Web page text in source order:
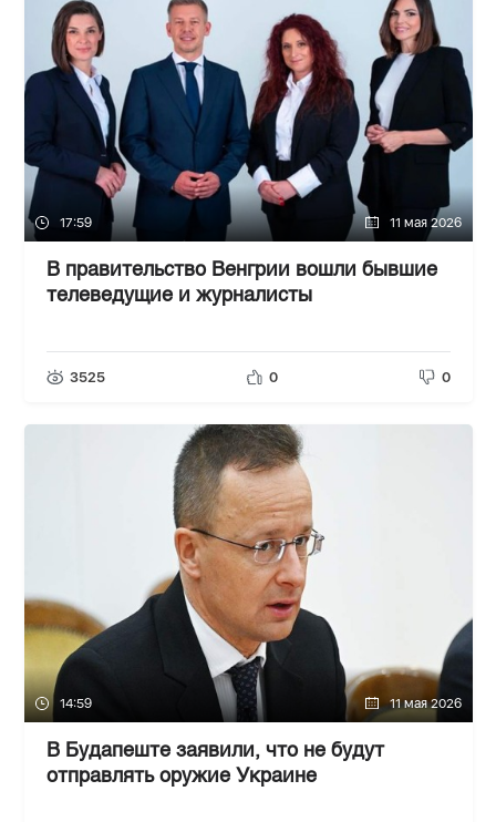
17:59 11 мая 2026
В правительство Венгрии вошли бывшие
телеведущие и журналисты
3525 0 0
14:59 11 мая 2026
В Будапеште заявили, что не будут
отправлять оружие Украине